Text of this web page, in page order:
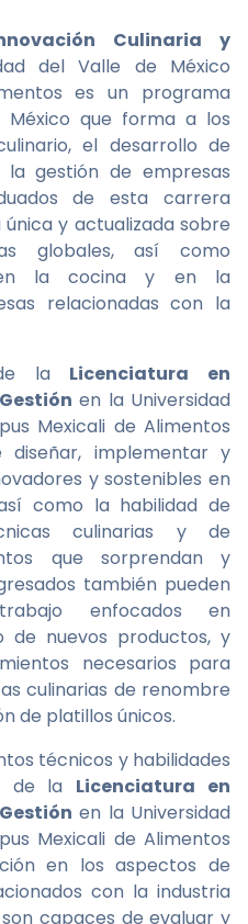
Culinaria y
del Valle de México
es un programa
México que forma a los
el desarrollo de
gestión de empresas
de esta carrera
y actualizada sobre
globales, así como
en la cocina y en la
relacionadas con la
la Licenciatura en
en la Universidad
Mexicali de Alimentos
implementar y
y sostenibles en
como la habilidad de
culinarias y de
que sorprendan y
también pueden
enfocados en
de nuevos productos, y
necesarios para
culinarias de renombre
de platillos únicos.
técnicos y habilidades
de la Licenciatura en
en la Universidad
Mexicali de Alimentos
en los aspectos de
con la industria
capaces de evaluar y